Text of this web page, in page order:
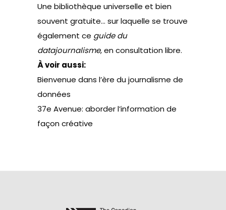
Une bibliothèque universelle et bien
souvent gratuite… sur laquelle se trouve
également ce guide du
datajournalisme, en consultation libre.
À voir aussi:
Bienvenue dans l’ère du journalisme de
données
37e Avenue: aborder l’information de
façon créative